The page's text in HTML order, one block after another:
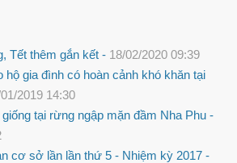
Tết thêm gắn kết - 18/02/2020 09:39
hộ gia đình có hoàn cảnh khó khăn tại
2019 14:30
tại rừng ngập mặn đầm Nha Phu -
cơ sở lần lần thứ 5 - Nhiệm kỳ 2017 -